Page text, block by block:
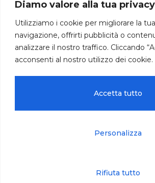
Diamo valore alla tua privacy
Utilizziamo i cookie per migliorare la
navigazione, offrirti pubblicità o
analizzare il nostro traffico. Cliccando
acconsenti al nostro utilizzo dei cookie.
Personalizza
Rifiuta tutto
Accetta tutto
© 2026 – Autodemolizioni